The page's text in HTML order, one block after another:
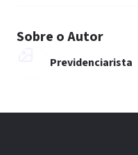
Sobre o Autor
Previdenciarista